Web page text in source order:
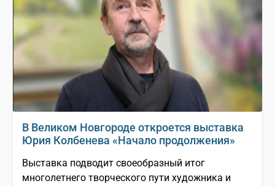
В Великом Новгороде откроется выставка
Юрия Колбенева «Начало продолжения»
Выставка подводит своеобразный итог
многолетнего творческого пути художника и